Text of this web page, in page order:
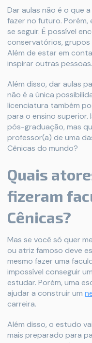
Dar aulas não é o que
fazer no futuro. Porém,
se seguir. É possível
conservatórios,
Além de estar em
inspirar outras pessoas.
Além disso, dar aulas
não é a única
licenciatura também
para o ensino
pós-graduação, mas
professor(a) de uma
Cênicas do mundo?
Quais
fizeram
Cênicas?
Mas se você só quer
ou atriz famoso deve
mesmo fazer uma
impossível conseguir
estudar. Porém, uma
ajudar a construir um
carreira.
Além disso, o estudo
mais preparado para